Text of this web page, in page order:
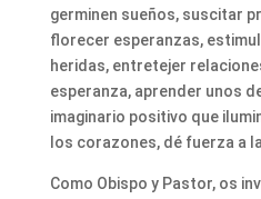
germinen sueños, suscitar
florecer esperanzas,
heridas, entretejer
esperanza, aprender unos
imaginario positivo que
los corazones, dé fuerza a
Como Obispo y Pastor, os